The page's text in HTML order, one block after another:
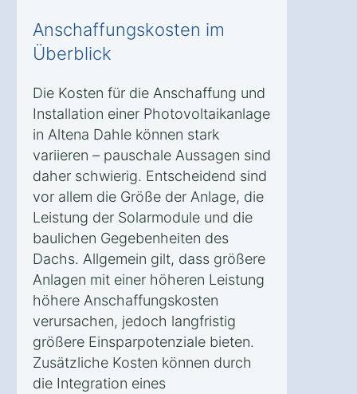
Anschaffungskosten im
Überblick
Die Kosten für die Anschaffung und
Installation einer Photovoltaikanlage
in Altena Dahle können stark
variieren – pauschale Aussagen sind
daher schwierig. Entscheidend sind
vor allem die Größe der Anlage, die
Leistung der Solarmodule und die
baulichen Gegebenheiten des
Dachs. Allgemein gilt, dass größere
Anlagen mit einer höheren Leistung
höhere Anschaffungskosten
verursachen, jedoch langfristig
größere Einsparpotenziale bieten.
Zusätzliche Kosten können durch
die Integration eines